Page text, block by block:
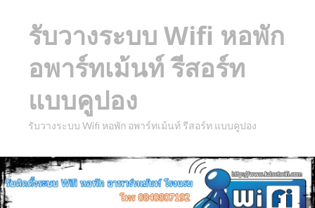
รับวางระบบ Wifi หอพัก
อพาร์ทเม้นท์ รีสอร์ท
แบบคูปอง
รับวางระบบ Wifi หอพัก อพาร์ทเม้นท์ รีสอร์ท แบบคูปอง